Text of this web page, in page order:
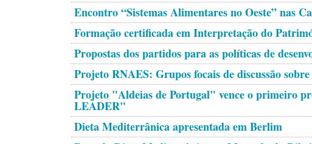
Encontro “Sistemas Alimentares no Oeste” nas
Formação certificada em Interpretação do
Propostas dos partidos para as políticas de
Projeto RNAES: Grupos focais de discussão
Projeto "Aldeias de Portugal" vence o primeiro
LEADER"
Dieta Mediterrânica apresentada em Berlim